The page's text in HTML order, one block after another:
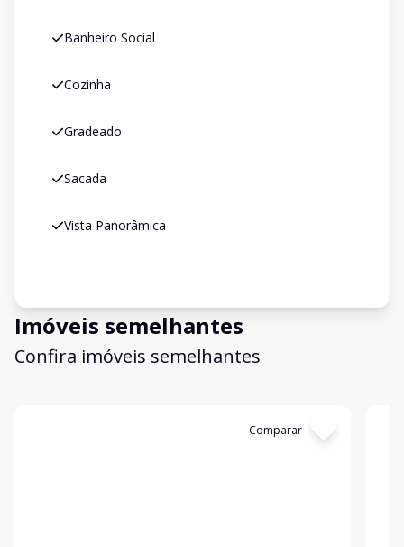
Banheiro Social
Cozinha
Gradeado
Sacada
Vista Panorâmica
Imóveis semelhantes
Confira imóveis semelhantes
Comparar